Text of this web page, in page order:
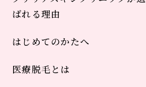
ばれる理由
はじめてのかたへ
医療脱毛とは